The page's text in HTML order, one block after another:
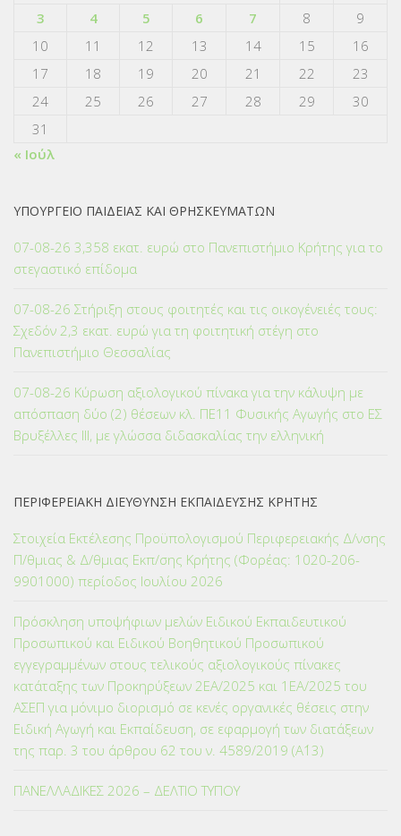
3
4 5 6 7 8
9
10
11 12 13 14 15
16
17
18 19 20 21 22
23
24
25 26 27 28 29
30
31
« Ιούλ
ΥΠΟΥΡΓΕΙΟ ΠΑΙΔΕΙΑΣ ΚΑΙ ΘΡΗΣΚΕΥΜΑΤΩΝ
07-08-26 3,358 εκατ. ευρώ στο Πανεπιστήμιο Κρήτης για το
στεγαστικό επίδομα
07-08-26 Στήριξη στους φοιτητές και τις οικογένειές τους:
Σχεδόν 2,3 εκατ. ευρώ για τη φοιτητική στέγη στο
Πανεπιστήμιο Θεσσαλίας
07-08-26 Κύρωση αξιολογικού πίνακα για την κάλυψη με
απόσπαση δύο (2) θέσεων κλ. ΠΕ11 Φυσικής Αγωγής στο ΕΣ
Βρυξέλλες ΙΙΙ, με γλώσσα διδασκαλίας την ελληνική
ΠΕΡΙΦΕΡΕΙΑΚΗ ΔΙΕΥΘΥΝΣΗ ΕΚΠΑΙΔΕΥΣΗΣ ΚΡΗΤΗΣ
Στοιχεία Εκτέλεσης Προϋπολογισμού Περιφερειακής Δ/νσης
Π/θμιας & Δ/θμιας Εκπ/σης Κρήτης (Φορέας: 1020-206-
9901000) περίοδος Ιουλίου 2026
Πρόσκληση υποψήφιων μελών Ειδικού Εκπαιδευτικού
Προσωπικού και Ειδικού Βοηθητικού Προσωπικού
εγγεγραμμένων στους τελικούς αξιολογικούς πίνακες
κατάταξης των Προκηρύξεων 2ΕΑ/2025 και 1ΕΑ/2025 του
ΑΣΕΠ για μόνιμο διορισμό σε κενές οργανικές θέσεις στην
Ειδική Αγωγή και Εκπαίδευση, σε εφαρμογή των διατάξεων
της παρ. 3 του άρθρου 62 του ν. 4589/2019 (Α΄13)
ΠΑΝΕΛΛΑΔΙΚΕΣ 2026 – ΔΕΛΤΙΟ ΤΥΠΟΥ